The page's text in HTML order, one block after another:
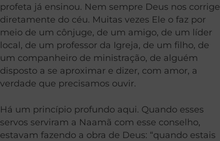
profeta já ensinou. Nem sempre Deus nos corrige
diretamente do céu. Muitas vezes Ele o faz por
meio de um cônjuge, de um amigo, de um líder
local, de um professor da Igreja, de um filho, de
um companheiro de ministração, de alguém
disposto a se aproximar e dizer, com amor, a
verdade que precisamos ouvir.
Há um princípio profundo aqui. Quando esses
servos serviram a Naamã com esse conselho,
estavam fazendo a obra de Deus: “quando estais